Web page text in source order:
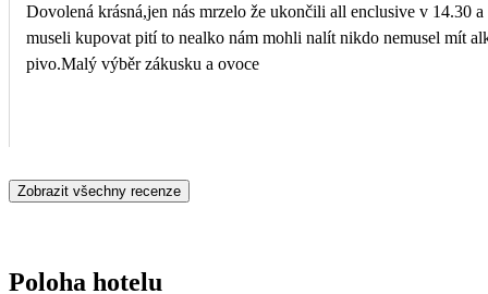
Dovolená krásná,jen nás mrzelo že ukončili all enclusive v 14.30 a
museli kupovat pití to nealko nám mohli nalít nikdo nemusel mít
pivo.Malý výběr zákusku a ovoce
Zobrazit všechny recenze
Poloha hotelu